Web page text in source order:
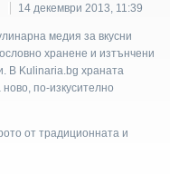
14 декември 2013, 11:39
медия за вкусни
хранене и изтънчени
В Kulinaria.bg храната
по-изкусително
от традиционната и